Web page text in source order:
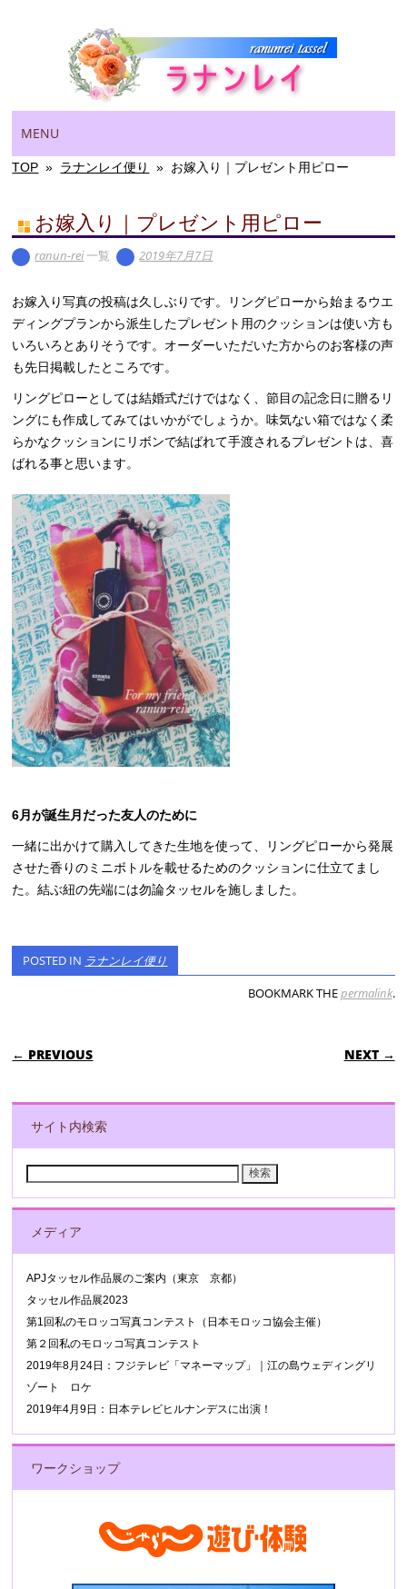
Main menu
to
content
MENU
TOP » ラナンレイ便り » お嫁入り｜プレゼント用ピロー
お嫁入り｜プレゼント用ピロー
ranun-rei一覧 2019年7月7日
お嫁入り写真の投稿は久しぶりです。リングピローから始まるウエ
ディングプランから派生したプレゼント用のクッションは使い方も
いろいろとありそうです。オーダーいただいた方からのお客様の声
も先日掲載したところです。
リングピローとしては結婚式だけではなく、節目の記念日に贈るリ
ングにも作成してみてはいかがでしょうか。味気ない箱ではなく柔
らかなクッションにリボンで結ばれて手渡されるプレゼントは、喜
ばれる事と思います。
6月が誕生月だった友人のために
一緒に出かけて購入してきた生地を使って、リングピローから発展
させた香りのミニボトルを載せるためのクッションに仕立てまし
た。結ぶ紐の先端には勿論タッセルを施しました。
POSTED IN ラナンレイ便り
BOOKMARK THEpermalink.
POST NAVIGATION
← PREVIOUS NEXT →
サイト内検索
メディア
APJタッセル作品展のご案内（東京 京都）
タッセル作品展2023
第1回私のモロッコ写真コンテスト（日本モロッコ協会主催）
第２回私のモロッコ写真コンテスト
2019年8月24日：フジテレビ「マネーマップ」｜江の島ウェディングリ
ゾート ロケ
2019年4月9日：日本テレビヒルナンデスに出演！
ワークショップ